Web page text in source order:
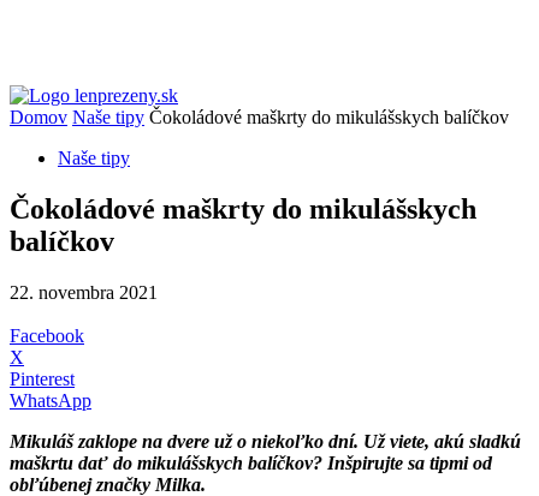
Domov Naše tipy Čokoládové maškrty do mikulášskych balíčkov
Naše tipy
Čokoládové maškrty do mikulášskych
balíčkov
22. novembra 2021
Facebook
X
Pinterest
WhatsApp
Mikuláš zaklope na dvere už o niekoľko dní. Už viete, akú sladkú
maškrtu dať do mikulášskych balíčkov? Inšpirujte sa tipmi od
obľúbenej značky Milka.